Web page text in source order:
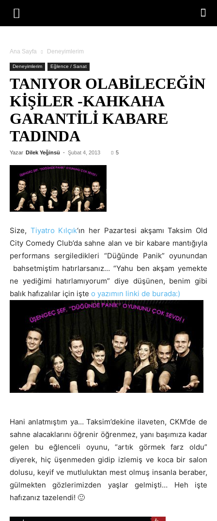
Ana Sayfa Deneyimlerim
Deneyimlerim Eğlence / Sanat
TANIYOR OLABILECEĞIN
KIŞILER -KAHKAHA
GARANTILI KABARE
TADINDA
Yazar Dilek Yeğinsü - Şubat 4, 2013 5
Size, Tiyatro Kılçık‘ın her Pazartesi akşamı Taksim Old
City Comedy Club’da sahne alan ve bir kabare mantığıyla
performans sergiledikleri “Düğünde Panik” oyunundan
bahsetmiştim hatırlarsanız… “Yahu ben akşam yemekte
ne yediğimi hatırlamıyorum” diye düşünen, benim gibi
balık hafızalılar için işte o yazımın linki de burada:)
Hani anlatmıştım ya… Taksim’dekine ilaveten, CKM’de de
sahne alacaklarını öğrenir öğrenmez, yanı başımıza kadar
gelen bu eğlenceli oyunu, “artık görmek farz oldu”
diyerek, hiç üşenmeden gidip izlemiş ve koca bir salon
dolusu, keyif ve mutluluktan mest olmuş insanla beraber,
gülmekten gözlerimizden yaşlar gelmişti… Heh işte
hafızanız tazelendi! 🙂